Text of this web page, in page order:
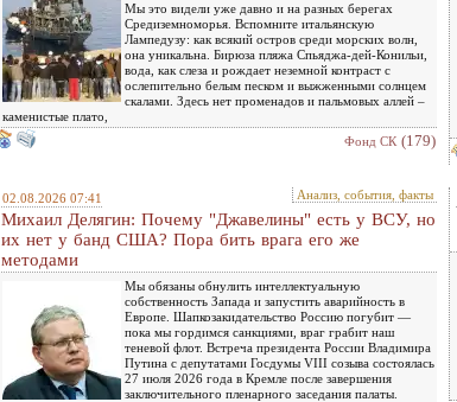
Мы это видели уже давно и на разных берегах
Средиземноморья. Вспомните итальянскую
Лампедузу: как всякий остров среди морских волн,
она уникальна. Бирюза пляжа Спьяджа-дей-Конильи,
вода, как слеза и рождает неземной контраст с
ослепительно белым песком и выжженными солнцем
скалами. Здесь нет променадов и пальмовых аллей –
каменистые плато,
Фонд СК (179)
02.08.2026 07:41 Анализ, события, факты
Михаил Делягин: Почему "Джавелины" есть у ВСУ, но
их нет у банд США? Пора бить врага его же
методами
Мы обязаны обнулить интеллектуальную
собственность Запада и запустить аварийность в
Европе. Шапкозакидательство Россию погубит —
пока мы гордимся санкциями, враг грабит наш
теневой флот. Встреча президента России Владимира
Путина с депутатами Госдумы VIII созыва состоялась
27 июля 2026 года в Кремле после завершения
заключительного пленарного заседания палаты.